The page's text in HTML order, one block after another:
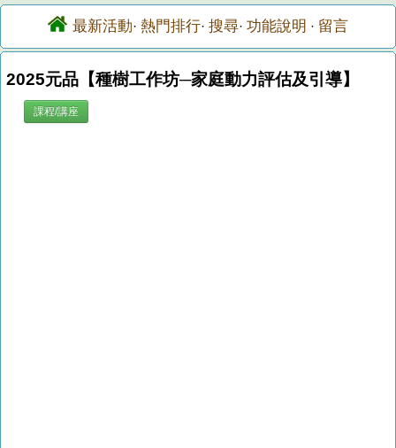
最新活動· 熱門排行· 搜尋· 功能說明 · 留言
2025元品【種樹工作坊─家庭動力評估及引導】
課程/講座